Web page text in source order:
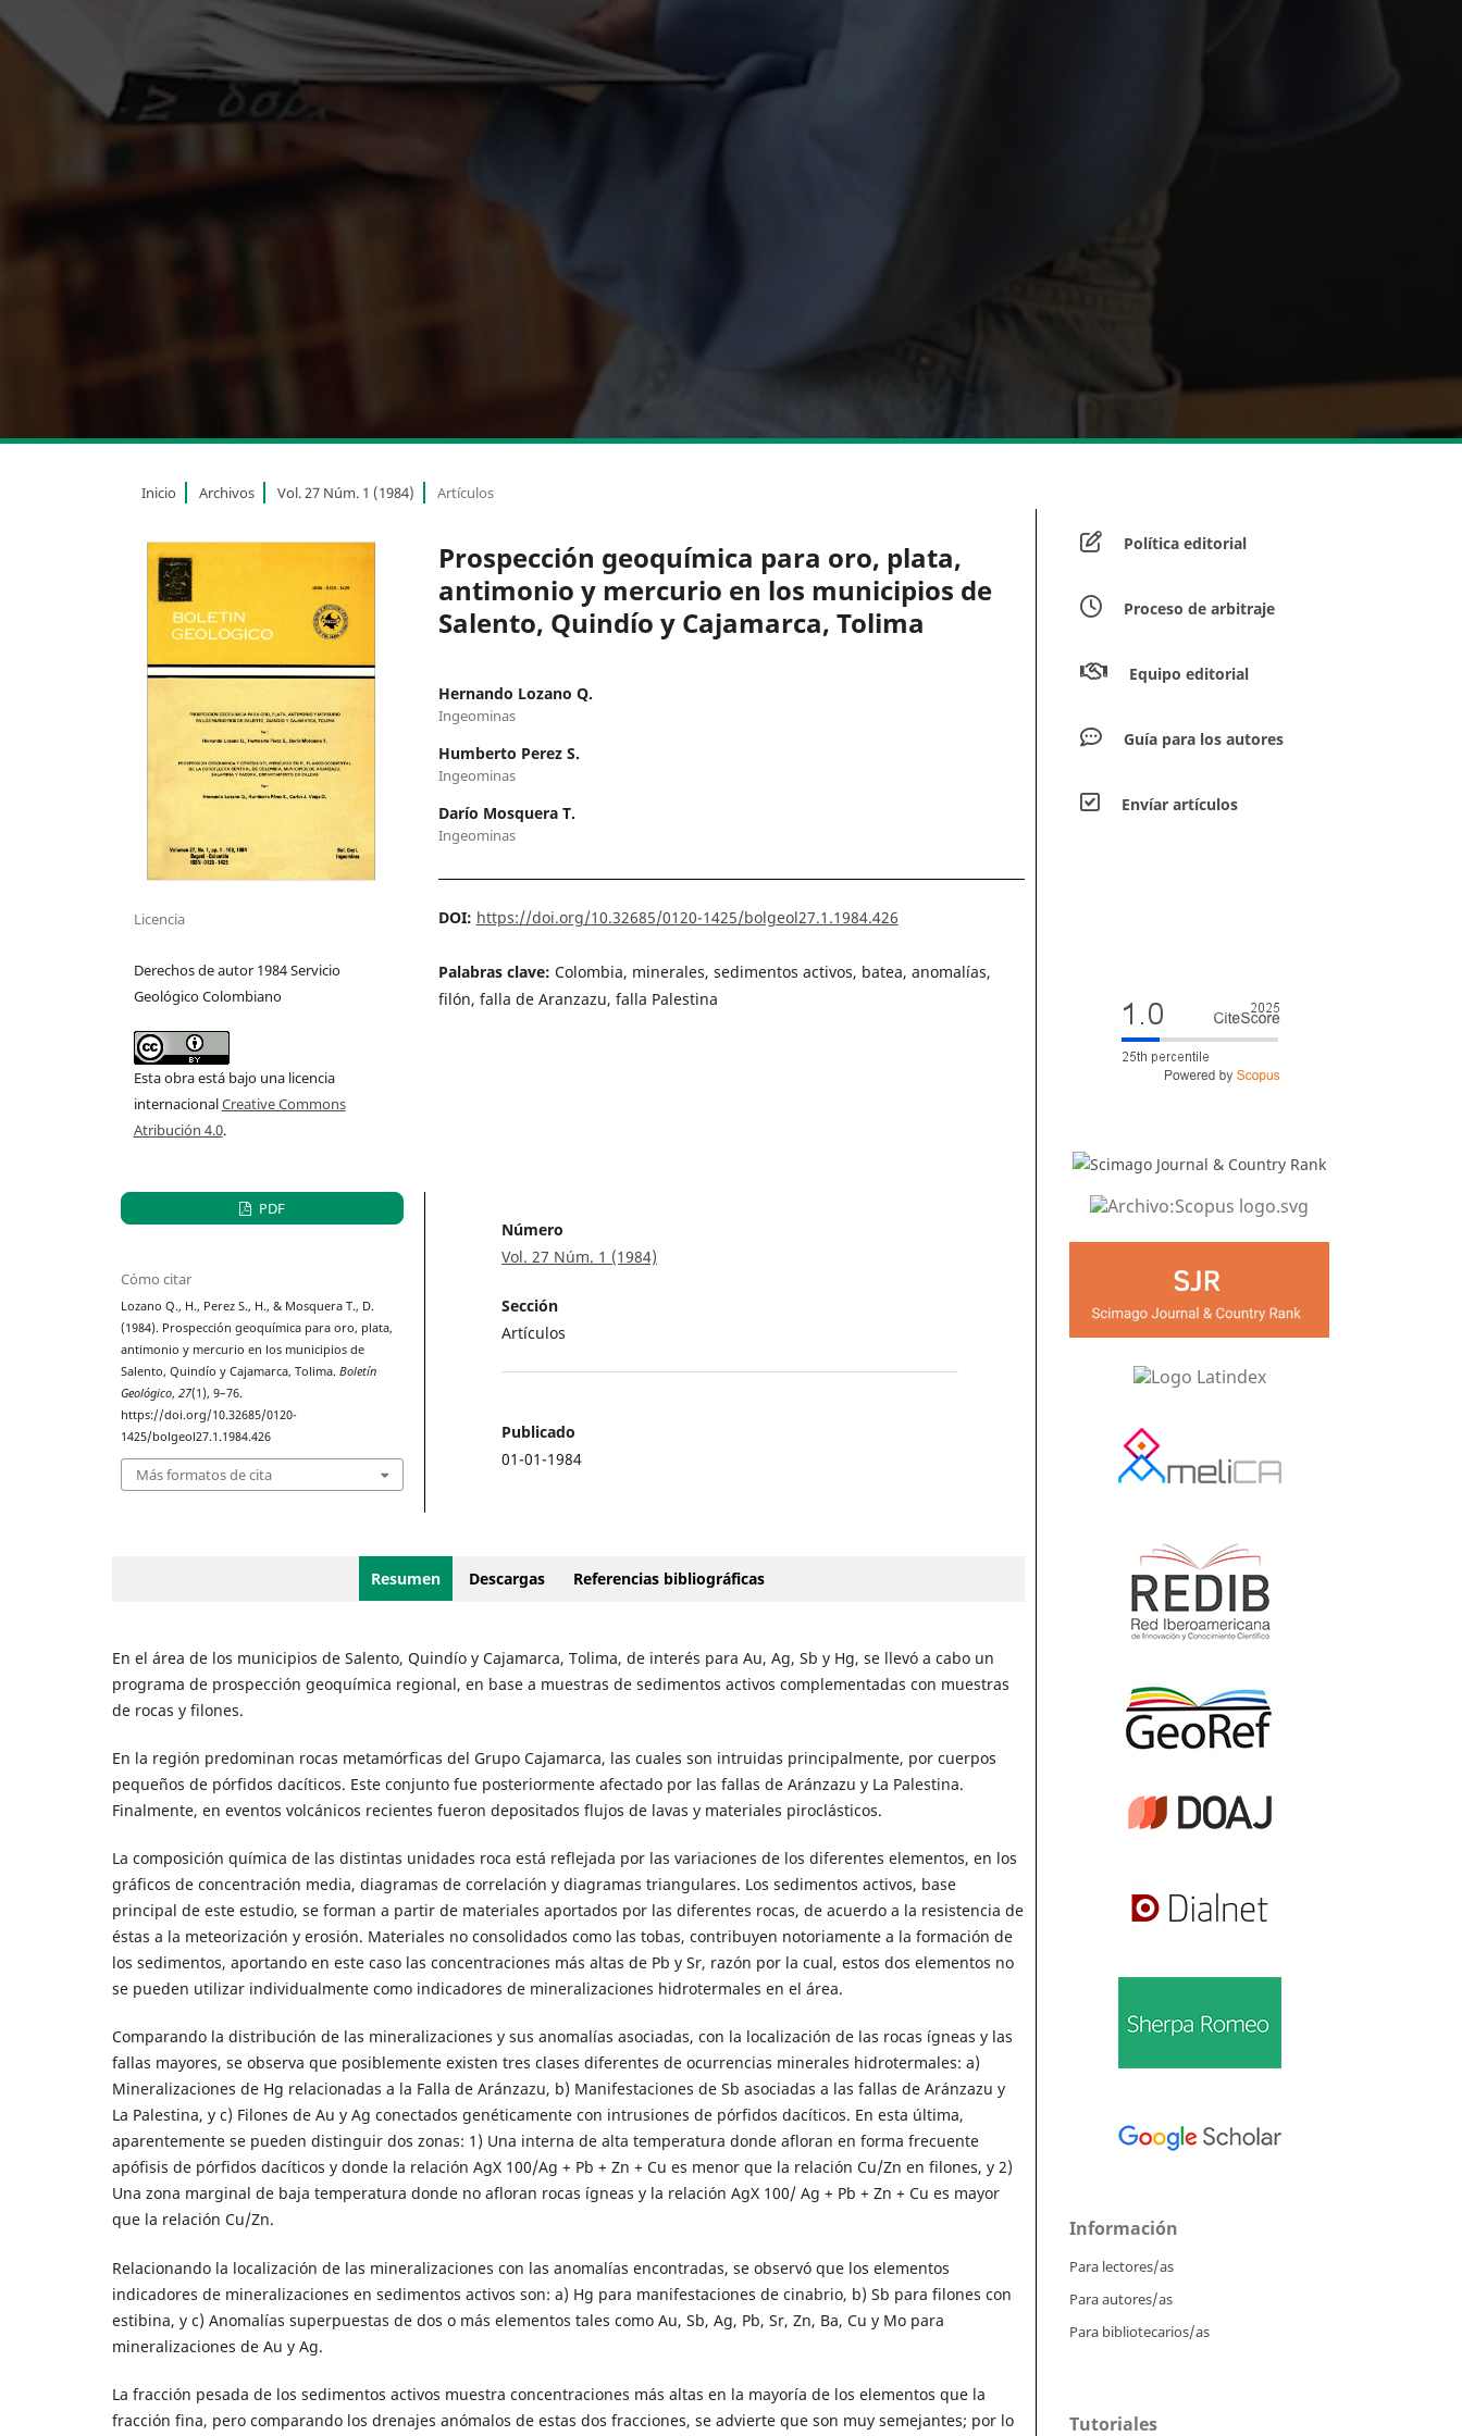
Inicio Archivos Vol. 27 Núm. 1 (1984) Artículos
Prospección geoquímica para oro, plata,
antimonio y mercurio en los municipios de
Salento, Quindío y Cajamarca, Tolima
Hernando Lozano Q.
Ingeominas
Humberto Perez S.
Ingeominas
Darío Mosquera T.
Ingeominas
DOI: https://doi.org/10.32685/0120-1425/bolgeol27.1.1984.426
Palabras clave: Colombia, minerales, sedimentos activos, batea, anomalías,
filón, falla de Aranzazu, falla Palestina
Licencia
Derechos de autor 1984 Servicio
Geológico Colombiano
Esta obra está bajo una licencia
internacionalCreative Commons
Atribución 4.0.
PDF
Cómo citar
Lozano Q., H., Perez S., H., & Mosquera T., D.
(1984). Prospección geoquímica para oro, plata,
antimonio y mercurio en los municipios de
Salento, Quindío y Cajamarca, Tolima.Boletín
Geológico,27(1), 9–76.
https://doi.org/10.32685/0120-
1425/bolgeol27.1.1984.426
Más formatos de cita
Número
Vol. 27 Núm. 1 (1984)
Sección
Artículos
Publicado
01-01-1984
Resumen Descargas Referencias bibliográficas
En el área de los municipios de Salento, Quindío y Cajamarca, Tolima, de interés para Au, Ag, Sb y Hg, se llevó a cabo un
programa de prospección geoquímica regional, en base a muestras de sedimentos activos complementadas con muestras
de rocas y filones.
En la región predominan rocas metamórficas del Grupo Cajamarca, las cuales son intruidas principalmente, por cuerpos
pequeños de pórfidos dacíticos. Este conjunto fue posteriormente afectado por las fallas de Aránzazu y La Palestina.
Finalmente, en eventos volcánicos recientes fueron depositados flujos de lavas y materiales piroclásticos.
La composición química de las distintas unidades roca está reflejada por las variaciones de los diferentes elementos, en los
gráficos de concentración media, diagramas de correlación y diagramas triangulares. Los sedimentos activos, base
principal de este estudio, se forman a partir de materiales aportados por las diferentes rocas, de acuerdo a la resistencia de
éstas a la meteorización y erosión. Materiales no consolidados como las tobas, contribuyen notoriamente a la formación de
los sedimentos, aportando en este caso las concentraciones más altas de Pb y Sr, razón por la cual, estos dos elementos no
se pueden utilizar individualmente como indicadores de mineralizaciones hidrotermales en el área.
Comparando la distribución de las mineralizaciones y sus anomalías asociadas, con la localización de las rocas ígneas y las
fallas mayores, se observa que posiblemente existen tres clases diferentes de ocurrencias minerales hidrotermales: a)
Mineralizaciones de Hg relacionadas a la Falla de Aránzazu, b) Manifestaciones de Sb asociadas a las fallas de Aránzazu y
La Palestina, y c) Filones de Au y Ag conectados genéticamente con intrusiones de pórfidos dacíticos. En esta última,
aparentemente se pueden distinguir dos zonas: 1) Una interna de alta temperatura donde afloran en forma frecuente
apófisis de pórfidos dacíticos y donde la relación AgX 100/Ag + Pb + Zn + Cu es menor que la relación Cu/Zn en filones, y 2)
Una zona marginal de baja temperatura donde no afloran rocas ígneas y la relación AgX 100/ Ag + Pb + Zn + Cu es mayor
que la relación Cu/Zn.
Relacionando la localización de las mineralizaciones con las anomalías encontradas, se observó que los elementos
indicadores de mineralizaciones en sedimentos activos son: a) Hg para manifestaciones de cinabrio, b) Sb para filones con
estibina, y c) Anomalías superpuestas de dos o más elementos tales como Au, Sb, Ag, Pb, Sr, Zn, Ba, Cu y Mo para
mineralizaciones de Au y Ag.
La fracción pesada de los sedimentos activos muestra concentraciones más altas en la mayoría de los elementos que la
fracción fina, pero comparando los drenajes anómalos de estas dos fracciones, se advierte que son muy semejantes; por lo
Política editorial
Proceso de arbitraje
Equipo editorial
Guía para los autores
Envíar artículos
Información
Para lectores/as
Para autores/as
Para bibliotecarios/as
Tutoriales